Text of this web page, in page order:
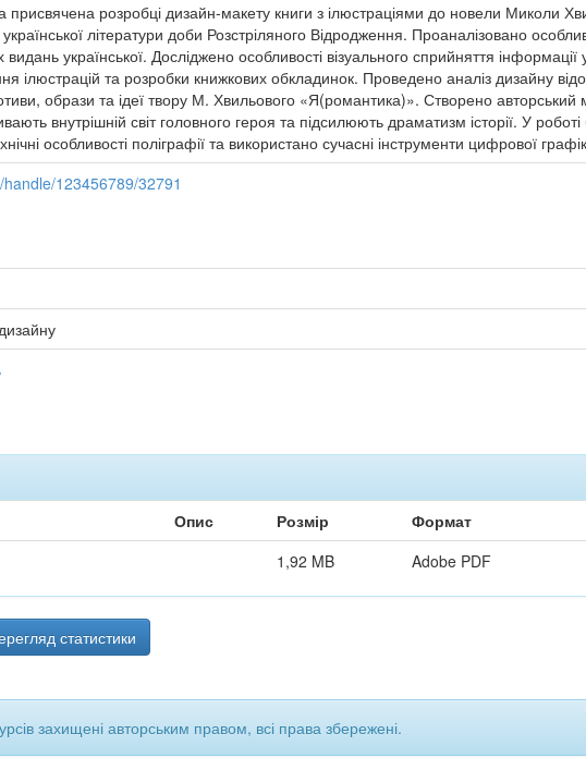
присвячена розробці дизайн-макету книги з ілюстраціями до новели Миколи
літератури доби Розстріляного Відродження. Проаналізовано
української. Досліджено особливості візуального сприйняття
ілюстрацій та розробки книжкових обкладинок. Проведено аналіз дизайну
образи та ідеї твору М. Хвильового «Я(романтика)». Створено авторський
внутрішній світ головного героя та підсилюють драматизм історії. У
особливості поліграфії та використано сучасні інструменти цифрової
123456789/32791
Опис Розмір
Формат
1,92 MB Adobe PDF
статистики
захищені авторським правом, всі права збережені.